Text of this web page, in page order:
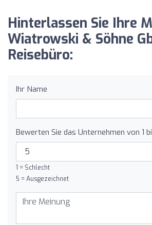
Hinterlassen Sie Ihre
Wiatrowski & Söhne
Reisebüro:
Ihr Name
Bewerten Sie das Unternehmen von 1
1 = Schlecht
5 = Ausgezeichnet